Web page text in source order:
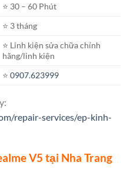
⭐️ 30 – 60 Phút
⭐️ 3 tháng
⭐️ Linh kiện sửa chữa chính
hãng/linh kiện
⭐️0907.623999
repair-services/ep-kinh-
V5 tại Nha Trang